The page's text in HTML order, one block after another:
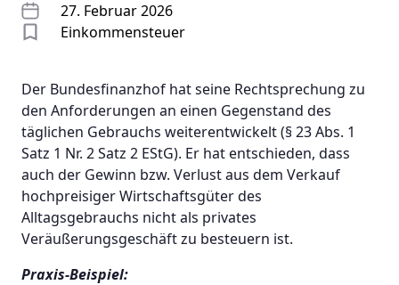
27. Februar 2026
Einkommensteuer
Der Bundesfinanzhof hat seine Rechtsprechung zu
den Anforderungen an einen Gegenstand des
täglichen Gebrauchs weiterentwickelt (§ 23 Abs. 1
Satz 1 Nr. 2 Satz 2 EStG). Er hat entschieden, dass
auch der Gewinn bzw. Verlust aus dem Verkauf
hochpreisiger Wirtschaftsgüter des
Alltagsgebrauchs nicht als privates
Veräußerungsgeschäft zu besteuern ist.
Praxis-Beispiel: